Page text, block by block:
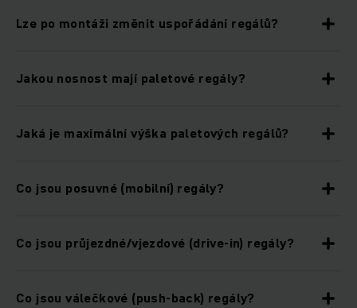
Lze po montáži změnit uspořádání regálů?
Jakou nosnost mají paletové regály?
Jaká je maximální výška paletových regálů?
Co jsou posuvné (mobilní) regály?
Co jsou průjezdné/vjezdové (drive-in) regály?
Co jsou válečkové (push-back) regály?